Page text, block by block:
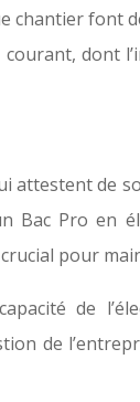
chantier
dont
de
Pro en
pour
de
de